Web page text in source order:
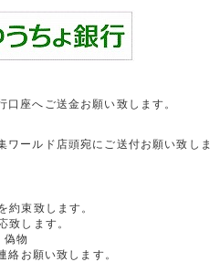
座へご送金お願い致します。
ワールド店頭宛にご送付お願い致しま
約束致します。
致します。
物
絡お願い致します。